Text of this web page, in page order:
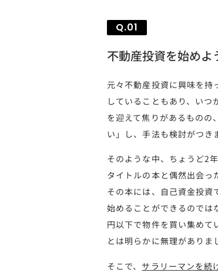
Q.01
不動産投資を始めよ
元々不動産投資に興味を持
していることもあり、いつ
を迎えて焦りがあるものの
い」し、手法も検討がつき
そのような中、ちょうど2
タイトルの本と偶然出会っ
その本には、自己資金投
始めることができるのでは
円以下で物件を買い集めて
とは明らかに無理がありま
そこで、 サラリーマンを続